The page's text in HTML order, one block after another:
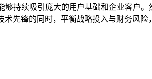
持续吸引庞大的用户基础和企业客户
先锋的同时，平衡战略投入与财务风险